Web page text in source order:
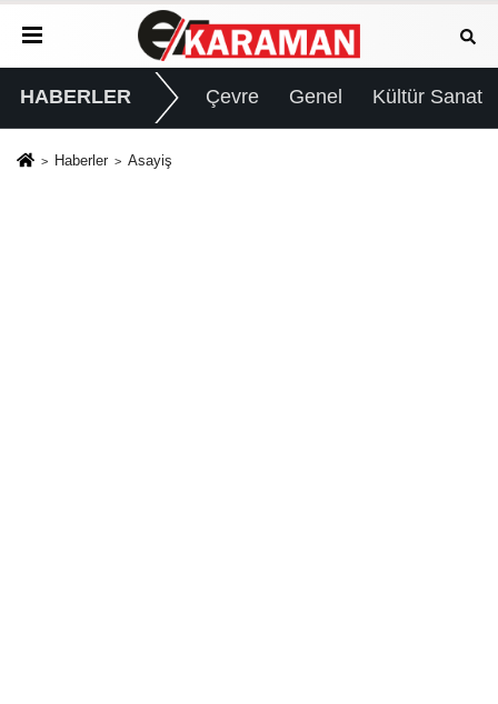
HABERLER Çevre Genel Kültür Sanat
Haberler Asayiş